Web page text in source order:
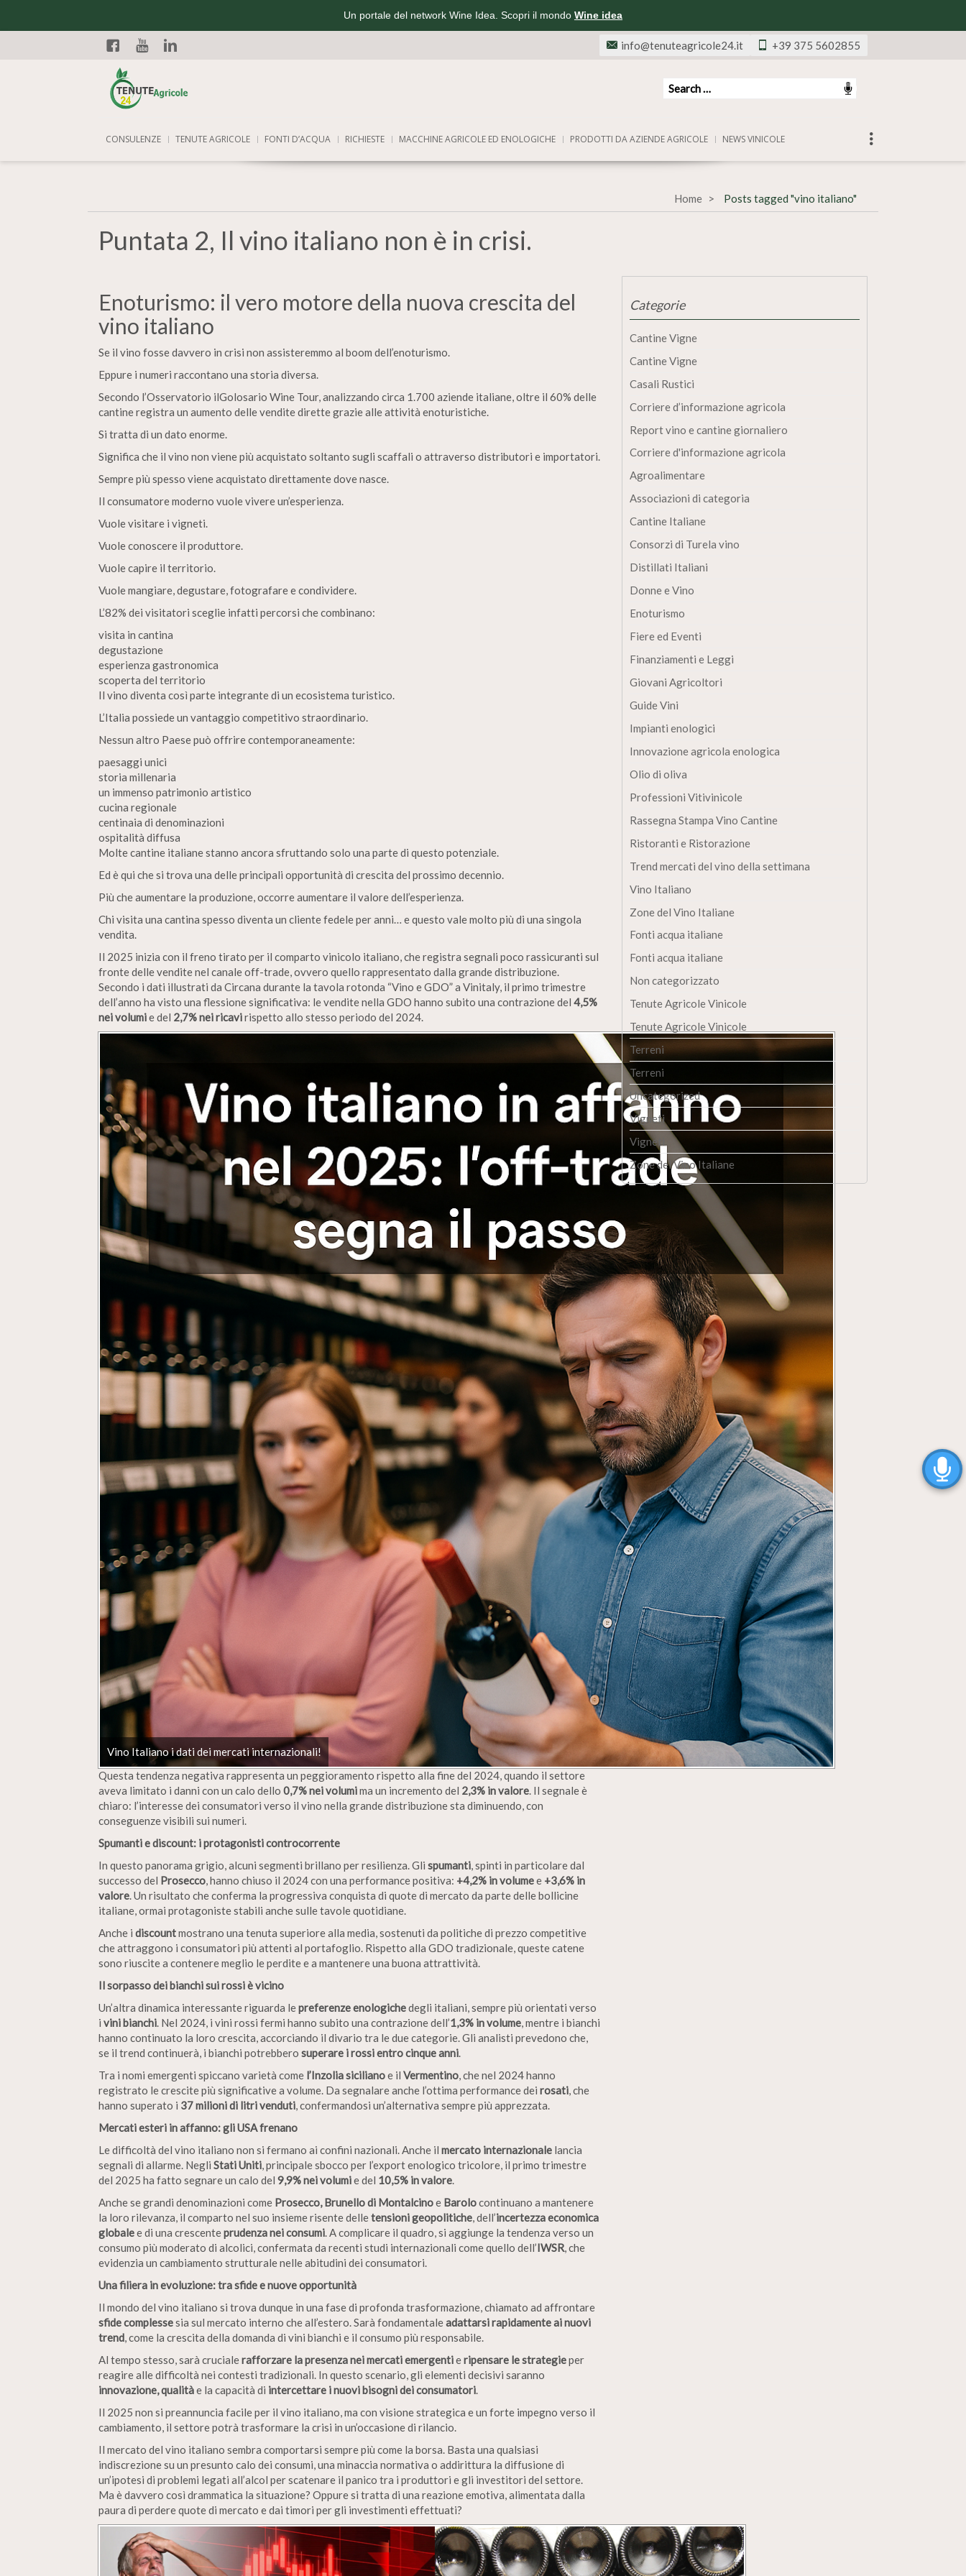
Un portale del network Wine Idea. Scopri il mondo Wine idea
Facebook
+39 375 5602855
info@tenuteagricole24.it
CONSULENZE TENUTE AGRICOLE FONTI D’ACQUA RICHIESTE MACCHINE AGRICOLE ED ENOLOGICHE PRODOTTI DA AZIENDE AGRICOLE NEWS VINICOLE
Home Posts tagged "vino italiano"
Puntata 2, Il vino italiano non è in crisi.
Enoturismo: il vero motore della nuova crescita del
vino italiano
Se il vino fosse davvero in crisi non assisteremmo al boom dell’enoturismo.
Eppure i numeri raccontano una storia diversa.
Secondo l’Osservatorio ilGolosario Wine Tour, analizzando circa 1.700 aziende italiane, oltre il 60% delle
cantine registra un aumento delle vendite dirette grazie alle attività enoturistiche.
Si tratta di un dato enorme.
Significa che il vino non viene più acquistato soltanto sugli scaffali o attraverso distributori e importatori.
Sempre più spesso viene acquistato direttamente dove nasce.
Il consumatore moderno vuole vivere un’esperienza.
Vuole visitare i vigneti.
Vuole conoscere il produttore.
Vuole capire il territorio.
Vuole mangiare, degustare, fotografare e condividere.
L’82% dei visitatori sceglie infatti percorsi che combinano:
visita in cantina
degustazione
esperienza gastronomica
scoperta del territorio
Il vino diventa così parte integrante di un ecosistema turistico.
L’Italia possiede un vantaggio competitivo straordinario.
Nessun altro Paese può offrire contemporaneamente:
paesaggi unici
storia millenaria
un immenso patrimonio artistico
cucina regionale
centinaia di denominazioni
ospitalità diffusa
Molte cantine italiane stanno ancora sfruttando solo una parte di questo potenziale.
Ed è qui che si trova una delle principali opportunità di crescita del prossimo decennio.
Più che aumentare la produzione, occorre aumentare il valore dell’esperienza.
Chi visita una cantina spesso diventa un cliente fedele per anni… e questo vale molto più di una singola
vendita.
Il 2025 inizia con il freno tirato per il comparto vinicolo italiano, che registra segnali poco rassicuranti sul
fronte delle vendite nel canale off-trade, ovvero quello rappresentato dalla grande distribuzione.
Secondo i dati illustrati da Circana durante la tavola rotonda “Vino e GDO” a Vinitaly, il primo trimestre
dell’anno ha visto una flessione significativa: le vendite nella GDO hanno subito una contrazione del 4,5%
nei volumie del 2,7% nei ricavirispetto allo stesso periodo del 2024.
Vino Italiano i dati dei mercati internazionali!
Questa tendenza negativa rappresenta un peggioramento rispetto alla fine del 2024, quando il settore
aveva limitato i danni con un calo dello 0,7% nei volumima un incremento del 2,3% in valore. Il segnale è
chiaro: l’interesse dei consumatori verso il vino nella grande distribuzione sta diminuendo, con
conseguenze visibili sui numeri.
Spumanti e discount: i protagonisti controcorrente
In questo panorama grigio, alcuni segmenti brillano per resilienza. Gli spumanti, spinti in particolare dal
successo del Prosecco, hanno chiuso il 2024 con una performance positiva: +4,2% in volumee +3,6% in
valore. Un risultato che conferma la progressiva conquista di quote di mercato da parte delle bollicine
italiane, ormai protagoniste stabili anche sulle tavole quotidiane.
Anche i discountmostrano una tenuta superiore alla media, sostenuti da politiche di prezzo competitive
che attraggono i consumatori più attenti al portafoglio. Rispetto alla GDO tradizionale, queste catene
sono riuscite a contenere meglio le perdite e a mantenere una buona attrattività.
Il sorpasso dei bianchi sui rossi è vicino
Un’altra dinamica interessante riguarda lepreferenze enologichedegli italiani, sempre più orientati verso
i vini bianchi. Nel 2024, i vini rossi fermi hanno subito una contrazione dell’1,3% in volume, mentre i bianchi
hanno continuato la loro crescita, accorciando il divario tra le due categorie. Gli analisti prevedono che,
se il trend continuerà, i bianchi potrebbero superare i rossi entro cinque anni.
Tra i nomi emergenti spiccano varietà come l’Inzolia sicilianoe il Vermentino, che nel 2024 hanno
registrato le crescite più significative a volume. Da segnalare anche l’ottima performance dei rosati, che
hanno superato i 37 milioni di litri venduti, confermandosi un’alternativa sempre più apprezzata.
Mercati esteri in affanno: gli USA frenano
Le difficoltà del vino italiano non si fermano ai confini nazionali. Anche il mercato internazionale lancia
segnali di allarme. Negli Stati Uniti, principale sbocco per l’export enologico tricolore, il primo trimestre
del 2025 ha fatto segnare un calo del 9,9% nei volumie del 10,5% in valore.
Anche se grandi denominazioni come Prosecco, Brunello di Montalcinoe Barolocontinuano a mantenere
la loro rilevanza, il comparto nel suo insieme risente delletensioni geopolitiche, dell’incertezza economica
globalee di una crescenteprudenza nei consumi. A complicare il quadro, si aggiunge la tendenza verso un
consumo più moderato di alcolici, confermata da recenti studi internazionali come quello dell’IWSR, che
evidenzia un cambiamento strutturale nelle abitudini dei consumatori.
Una filiera in evoluzione: tra sfide e nuove opportunità
Il mondo del vino italiano si trova dunque in una fase di profonda trasformazione, chiamato ad affrontare
sfide complessesia sul mercato interno che all’estero. Sarà fondamentaleadattarsi rapidamente ai nuovi
trend, come la crescita della domanda di vini bianchi e il consumo più responsabile.
Al tempo stesso, sarà crucialerafforzare la presenza nei mercati emergentieripensare le strategieper
reagire alle difficoltà nei contesti tradizionali. In questo scenario, gli elementi decisivi saranno
innovazione, qualitàe la capacità di intercettare i nuovi bisogni dei consumatori.
Il 2025 non si preannuncia facile per il vino italiano, ma con visione strategica e un forte impegno verso il
cambiamento, il settore potrà trasformare la crisi in un’occasione di rilancio.
Il mercato del vino italiano sembra comportarsi sempre più come la borsa. Basta una qualsiasi
indiscrezione su un presunto calo dei consumi, una minaccia normativa o addirittura la diffusione di
un’ipotesi di problemi legati all’alcol per scatenare il panico tra i produttori e gli investitori del settore.
Ma è davvero così drammatica la situazione? Oppure si tratta di una reazione emotiva, alimentata dalla
paura di perdere quote di mercato e dai timori per gli investimenti effettuati?
Categorie
Cantine Vigne
Cantine Vigne
Casali Rustici
Corriere d’informazione agricola
Report vino e cantine giornaliero
Corriere d'informazione agricola
Agroalimentare
Associazioni di categoria
Cantine Italiane
Consorzi di Turela vino
Distillati Italiani
Donne e Vino
Enoturismo
Fiere ed Eventi
Finanziamenti e Leggi
Giovani Agricoltori
Guide Vini
Impianti enologici
Innovazione agricola enologica
Olio di oliva
Professioni Vitivinicole
Rassegna Stampa Vino Cantine
Ristoranti e Ristorazione
Trend mercati del vino della settimana
Vino Italiano
Zone del Vino Italiane
Fonti acqua italiane
Fonti acqua italiane
Non categorizzato
Tenute Agricole Vinicole
Tenute Agricole Vinicole
Terreni
Terreni
Uncategorized
Vigneti
Vigneti
Zone del Vino Italiane